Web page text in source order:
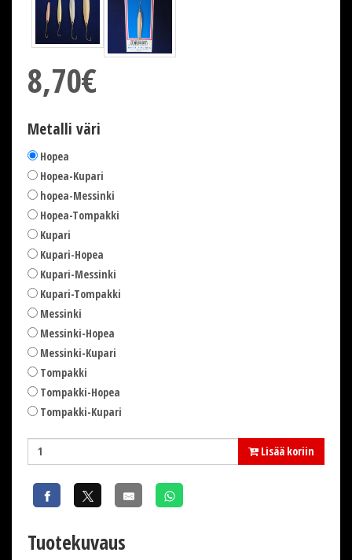
8,70€
Metalli väri
Hopea
Hopea-Kupari
hopea-Messinki
Hopea-Tompakki
Kupari
Kupari-Hopea
Kupari-Messinki
Kupari-Tompakki
Messinki
Messinki-Hopea
Messinki-Kupari
Tompakki
Tompakki-Hopea
Tompakki-Kupari
Lisää koriin
Tuotekuvaus